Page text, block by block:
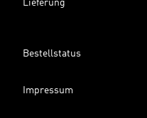
Lieferung
Bestellstatus
Impressum